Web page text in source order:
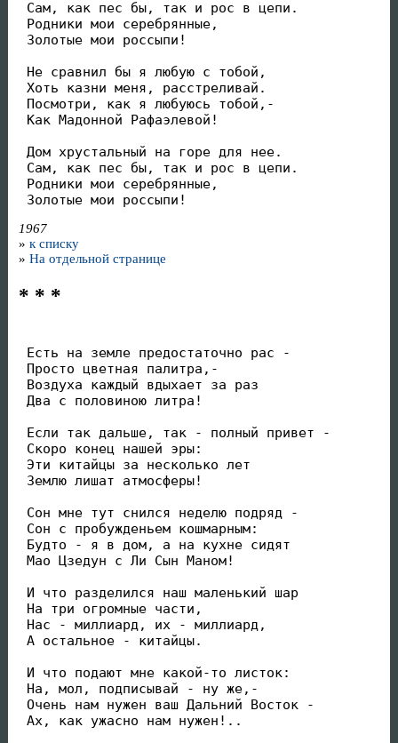
Сам, как пес бы, так и рос в цепи.
Родники мои серебрянные,
Золотые мои россыпи!
Не сравнил бы я любую с тобой,
Хоть казни меня, расстреливай.
Посмотри, как я любуюсь тобой,-
Как Мадонной Рафаэлевой!
Дом хрустальный на горе для нее.
Сам, как пес бы, так и рос в цепи.
Родники мои серебрянные,
Золотые мои россыпи!
1967
» к списку
» На отдельной странице
* * *
Есть на земле предостаточно рас -
Просто цветная палитра,-
Воздуха каждый вдыхает за раз
Два с половиною литра!
Если так дальше, так - полный привет -
Скоро конец нашей эры:
Эти китайцы за несколько лет
Землю лишат атмосферы!
Сон мне тут снился неделю подряд -
Сон с пробужденьем кошмарным:
Будто - я в дом, а на кухне сидят
Мао Цзедун с Ли Сын Маном!
И что разделился наш маленький шар
На три огромные части,
Нас - миллиард, их - миллиард,
А остальное - китайцы.
И что подают мне какой-то листок:
На, мол, подписывай - ну же,-
Очень нам нужен ваш Дальний Восток -
Ах, как ужасно нам нужен!..